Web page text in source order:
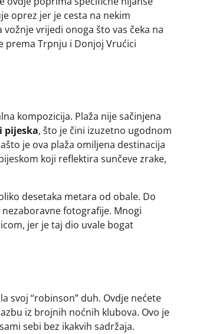
oprez jer je cesta na nekim
vrijedi onoga što vas čeka na
prema Trpnju i Donjoj Vrućici
kompozicija. Plaža nije sačinjena
pijeska, što je čini izuzetno ugodnom
je ova plaža omiljena destinacija
koji reflektira sunčeve zrake,
desetaka metara od obale. Do
fotografije. Mnogi
jer je taj dio uvale bogat
svoj “robinson” duh. Ovdje nećete
iz brojnih noćnih klubova. Ovo je
sebi bez ikakvih sadržaja.